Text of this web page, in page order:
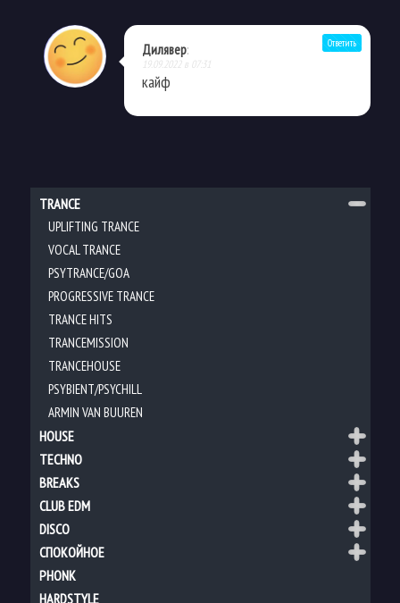
Дилявер:
19.09.2022 в 07:31
кайф
Ответить
TRANCE
UPLIFTING TRANCE
VOCAL TRANCE
PSYTRANCE/GOA
PROGRESSIVE TRANCE
TRANCE HITS
TRANCEMISSION
TRANCEHOUSE
PSYBIENT/PSYCHILL
ARMIN VAN BUUREN
HOUSE
TECHNO
BREAKS
CLUB EDM
DISCO
СПОКОЙНОЕ
PHONK
HARDSTYLE